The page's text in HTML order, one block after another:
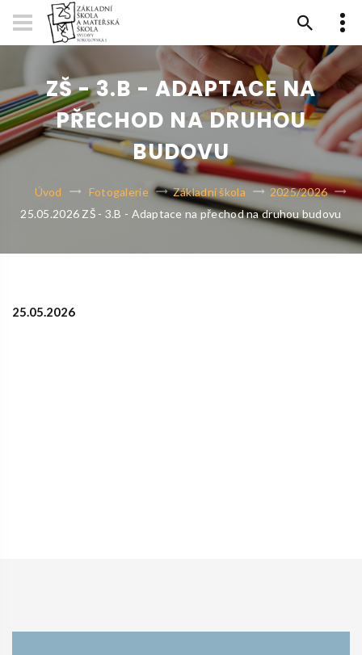
ZŠ - 3.B - ADAPTACE NA
PŘECHOD NA DRUHOU
BUDOVU
Úvod Fotogalerie Základní škola
2025/2026
25.05.2026 ZŠ - 3.B - Adaptace na přechod na druhou budovu
25.05.2026